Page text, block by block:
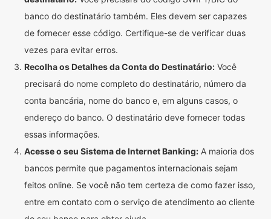
banco do destinatário também. Eles devem ser capazes
de fornecer esse código. Certifique-se de verificar duas
vezes para evitar erros.
Recolha os Detalhes da Conta do Destinatário: Você
precisará do nome completo do destinatário, número da
conta bancária, nome do banco e, em alguns casos, o
endereço do banco. O destinatário deve fornecer todas
essas informações.
Acesse o seu Sistema de Internet Banking: A maioria dos
bancos permite que pagamentos internacionais sejam
feitos online. Se você não tem certeza de como fazer isso,
entre em contato com o serviço de atendimento ao cliente